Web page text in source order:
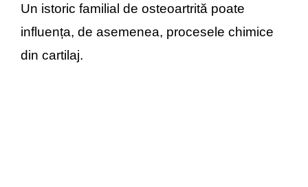
Un istoric familial de osteoartrită poate
influența, de asemenea, procesele chimice
din cartilaj.